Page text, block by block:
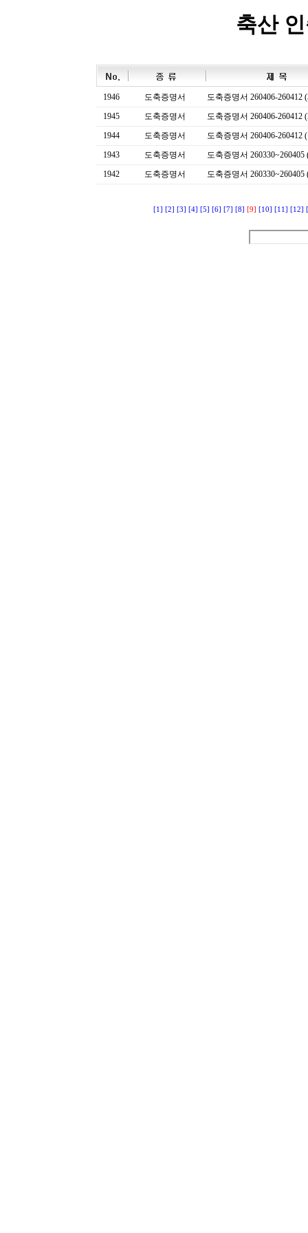
축산
1946 도축증명서
도축증명서 260406-260412
1945
도축증명서
도축증명서 260406-260412
1944
도축증명서
도축증명서 260406-260412
1943
도축증명서
도축증명서 260330~260405
1942
도축증명서 도축증명서 260330~260405
[1] [2] [3] [4] [5] [6] [7] [8] [9] [10] [11] [12]